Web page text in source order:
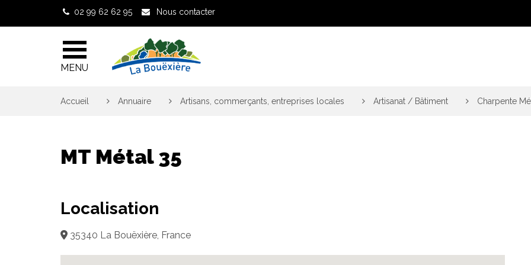
02 99 62 62 95 Nous contacter
MENU
Accueil Annuaire Artisans, commerçants, entreprises locales Artisanat / Bâtiment Charpente
MT Métal 35
Localisation
35340 La Bouëxière, France